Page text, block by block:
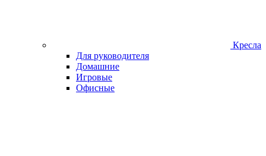
Кресла
Для руководителя
Домашние
Игровые
Офисные